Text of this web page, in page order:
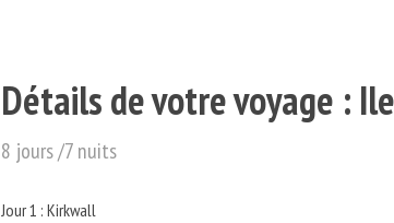
Détails de votre voyage :
8 jours /7 nuits
Jour 1 : Kirkwall